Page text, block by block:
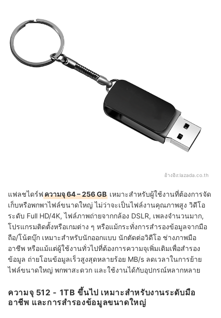
อ้างอิง:lazada.co.th
แฟลชไดร์ฟความจุ 64 – 256 GB เหมาะสำหรับผู้ใช้งานที่ต้องการจัด
เก็บหรือพกพาไฟล์ขนาดใหญ่ ไม่ว่าจะเป็นไฟล์งานคุณภาพสูง วิดีโอ
ระดับ Full HD/4K, ไฟล์ภาพถ่ายจากกล้อง DSLR, เพลงจำนวนมาก,
โปรแกรมติดตั้งหรือเกมต่าง ๆ หรือแม้กระทั่งการสำรองข้อมูลจากมือ
ถือ/โน้ตบุ๊ก เหมาะสำหรับนักออกแบบ นักตัดต่อวิดีโอ ช่างภาพมือ
อาชีพ หรือแม้แต่ผู้ใช้งานทั่วไปที่ต้องการความจุเพิ่มเติมเพื่อสำรอง
ข้อมูล ถ่ายโอนข้อมูลเร็วสูงสุดหลายร้อย MB/s ลดเวลาในการย้าย
ไฟล์ขนาดใหญ่ พกพาสะดวก และใช้งานได้กับอุปกรณ์หลากหลาย
ความจุ 512 - 1TB ขึ้นไป เหมาะสำหรับงานระดับมือ
อาชีพ และการสำรองข้อมูลขนาดใหญ่